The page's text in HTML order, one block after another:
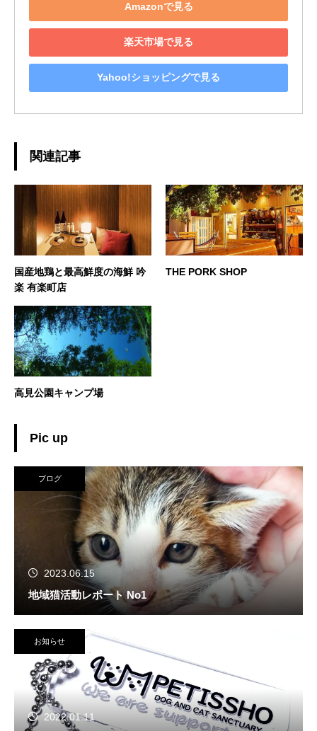
Amazonで見る
楽天市場で見る
Yahoo!ショッピングで見る
関連記事
国産地鶏と最高鮮度の海鮮 吟
楽 有楽町店
THE PORK SHOP
高見公園キャンプ場
Pic up
ブログ
2023.06.15
地域猫活動レポート No1
お知らせ
2022.01.11